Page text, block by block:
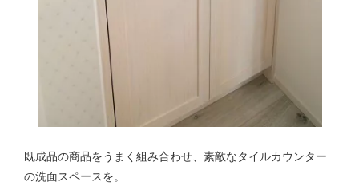
既成品の商品をうまく組み合わせ、素敵なタイルカウンター
の洗面スペースを。